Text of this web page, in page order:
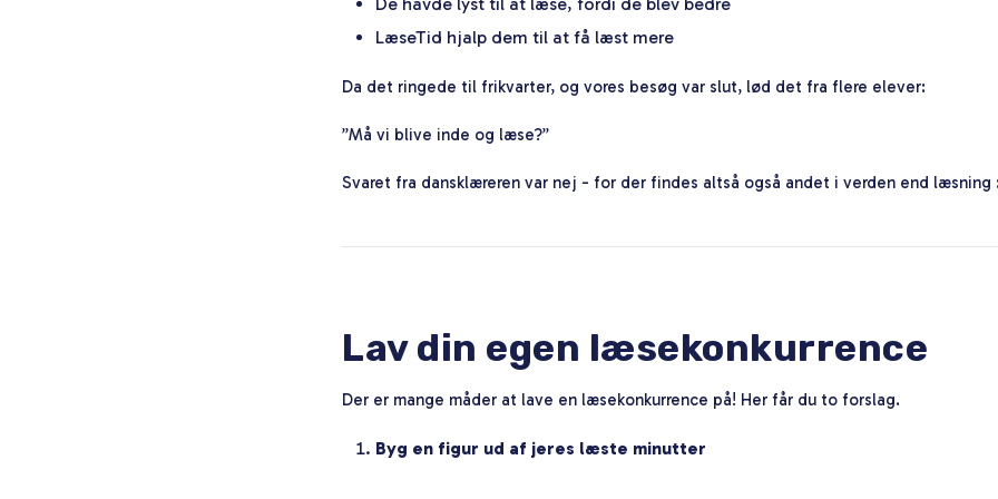
LæseTid hjalp dem til at få læst mere
Da det ringede til frikvarter, og vores besøg var slut, lød det fra flere elever:
”Må vi blive inde og læse?”
Svaret fra dansklæreren var nej - for der findes altså også andet i verden end
Lav din egen læsekonkurrence
Der er mange måder at lave en læsekonkurrence på! Her får du to forslag.
Byg en figur ud af jeres læste minutter